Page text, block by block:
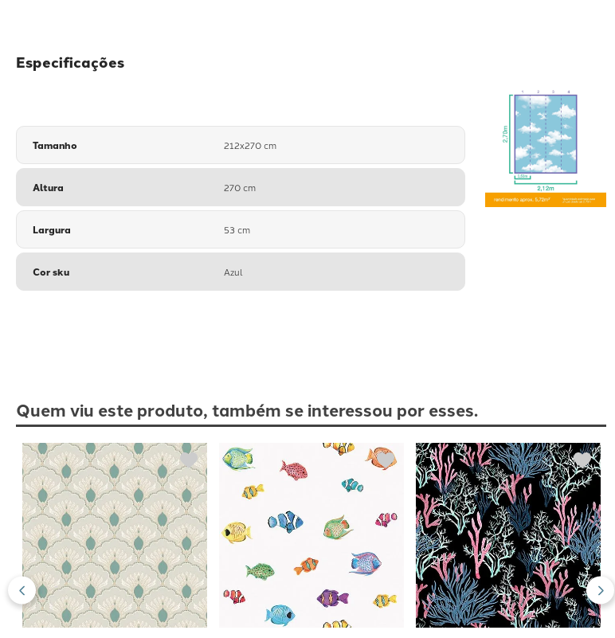
Especificações
Tamanho 212x270 cm
Altura 270 cm
Largura 53 cm
Cor sku Azul
Quem viu este produto, também se interessou por esses.